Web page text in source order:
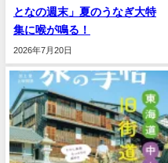
となの週末」夏のうなぎ大特
集に喉が鳴る！
2026年7月20日